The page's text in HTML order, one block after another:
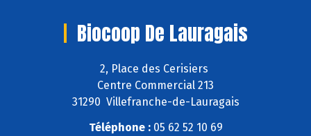
Biocoop De Lauragais
2, Place des Cerisiers
Centre Commercial 213
31290 Villefranche-de-Lauragais
Téléphone :05 62 52 10 69